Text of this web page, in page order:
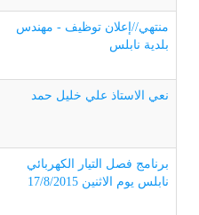
منتهي//إعلان توظيف - مهندس
بلدية نابلس
نعي الاستاذ علي خليل حمد
برنامج فصل التيار الكهربائي
نابلس يوم الاثنين 17/8/2015